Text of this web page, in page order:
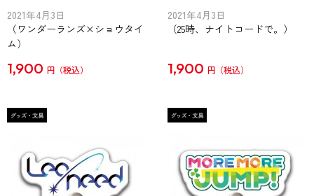
2021年4月3日
（ワンダーランズ×ショウタイ
ム）
1,900 円
2021年4月3日
（25時、ナイトコードで。）
1,900 円